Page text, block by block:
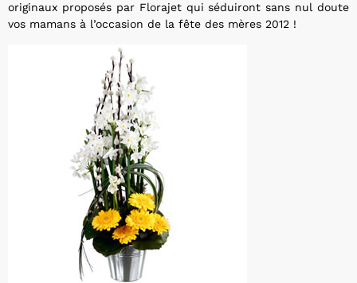
originaux proposés par Florajet qui séduiront sans nul doute
vos mamans à l’occasion de la fête des mères 2012 !